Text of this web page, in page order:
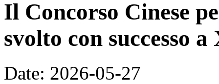
Il Concorso Cinese
svolto con successo
Date: 2026-05-27